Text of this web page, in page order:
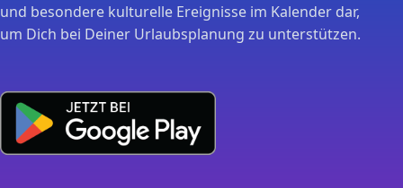
und besondere kulturelle Ereignisse im Kalender dar,
um Dich bei Deiner Urlaubsplanung zu unterstützen.